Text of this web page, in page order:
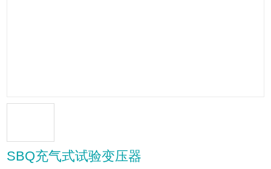
SBQ充气式试验变压器